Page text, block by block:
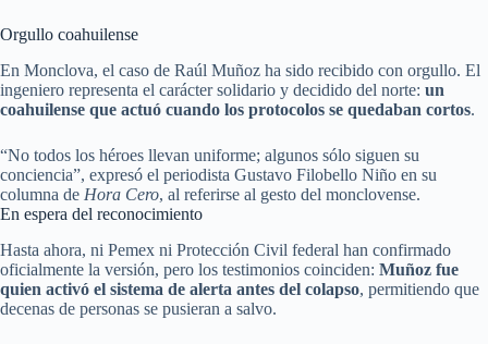
Orgullo coahuilense
En Monclova, el caso de Raúl Muñoz ha sido recibido con orgullo. El
ingeniero representa el carácter solidario y decidido del norte: un
coahuilense que actuó cuando los protocolos se quedaban cortos.
“No todos los héroes llevan uniforme; algunos sólo siguen su
conciencia”, expresó el periodista Gustavo Filobello Niño en su
columna de Hora Cero, al referirse al gesto del monclovense.
En espera del reconocimiento
Hasta ahora, ni Pemex ni Protección Civil federal han confirmado
oficialmente la versión, pero los testimonios coinciden: Muñoz fue
quien activó el sistema de alerta antes del colapso, permitiendo que
decenas de personas se pusieran a salvo.